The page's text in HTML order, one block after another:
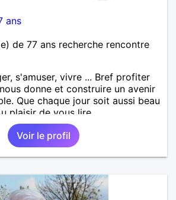
ans
de 77 ans recherche rencontre
s'amuser, vivre ... Bref profiter
donne et construire un avenir
Que chaque jour soit aussi beau
plaisir de vous lire,
Voir le profil